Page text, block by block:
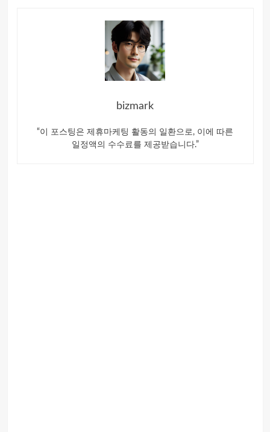
bizmark
“이 포스팅은 제휴마케팅 활동의 일환으로, 이에 따른
일정액의 수수료를 제공받습니다.”